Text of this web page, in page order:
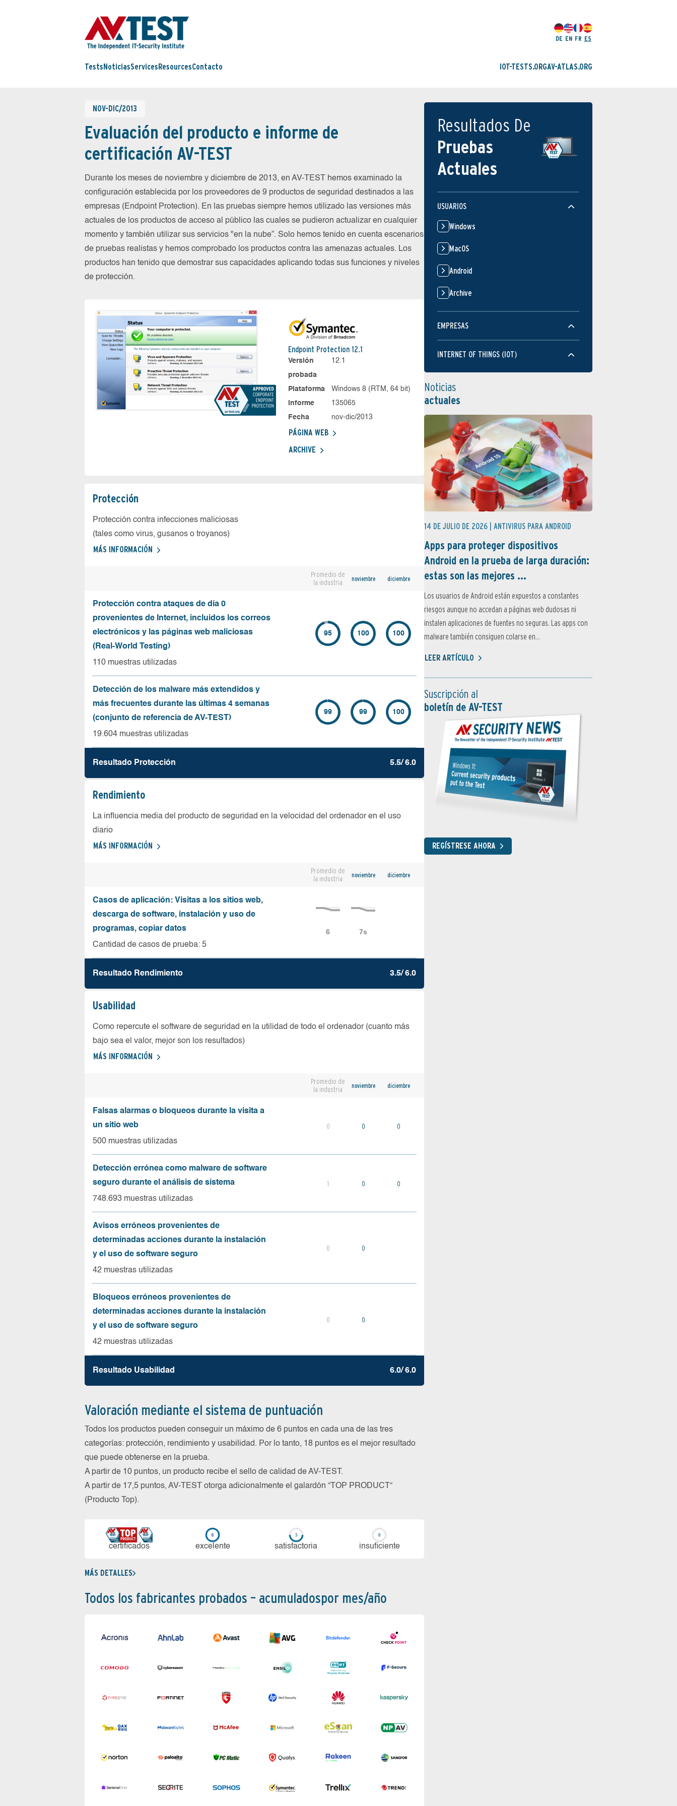
DE EN FR ES
Tests NoticiasServices ResourcesContacto IOT-TESTS.ORGAV-ATLAS.ORG
NOV-DIC/2013
Evaluación del producto e informe de
certificación AV-TEST
Durante los meses de noviembre y diciembre de 2013, en AV-TEST hemos examinado la
configuración establecida por los proveedores de 9 productos de seguridad destinados a las
empresas (Endpoint Protection). En las pruebas siempre hemos utilizado las versiones más
actuales de los productos de acceso al público las cuales se pudieron actualizar en cualquier
momento y también utilizar sus servicios "en la nube”. Solo hemos tenido en cuenta escenarios
de pruebas realistas y hemos comprobado los productos contra las amenazas actuales. Los
productos han tenido que demostrar sus capacidades aplicando todas sus funciones y niveles
de protección.
Endpoint Protection 12.1
Versión
probada
12.1
Plataforma
Windows 8 (RTM, 64 bit)
Informe
135065
Fecha
nov-dic/2013
PÁGINA WEB
ARCHIVE
Protección
Protección contra infecciones maliciosas
(tales como virus, gusanos o troyanos)
MÁS INFORMACIÓN
Promedio de
la industria
noviembre diciembre
Protección contra ataques de día 0
provenientes de Internet, incluidos los correos
electrónicos y las páginas web maliciosas
(Real-World Testing)
110 muestras utilizadas
95 100 100
Detección de los malware más extendidos y
más frecuentes durante las últimas 4 semanas
(conjunto de referencia de AV-TEST)
19.604 muestras utilizadas
99 99 100
Resultado Protección 5.5/ 6.0
Rendimiento
La influencia media del producto de seguridad en la velocidad del ordenador en el uso
diario
MÁS INFORMACIÓN
Promedio de
la industria
noviembre diciembre
Casos de aplicación: Visitas a los sitios web,
descarga de software, instalación y uso de
programas, copiar datos
Cantidad de casos de prueba: 5
Resultado Rendimiento 3.5/ 6.0
Usabilidad
Como repercute el software de seguridad en la utilidad de todo el ordenador (cuanto más
bajo sea el valor, mejor son los resultados)
MÁS INFORMACIÓN
Promedio de
la industria
noviembre diciembre
Falsas alarmas o bloqueos durante la visita a
un sitio web
500 muestras utilizadas
0 0 0
Detección errónea como malware de software
seguro durante el análisis de sistema
748.693 muestras utilizadas
1 0 0
Avisos erróneos provenientes de
determinadas acciones durante la instalación
y el uso de software seguro
42 muestras utilizadas
0 0
Bloqueos erróneos provenientes de
determinadas acciones durante la instalación
y el uso de software seguro
42 muestras utilizadas
0 0
Resultado Usabilidad 6.0/ 6.0
Valoración mediante el sistema de puntuación
Todos los productos pueden conseguir un máximo de 6 puntos en cada una de las tres
categorías: protección, rendimiento y usabilidad. Por lo tanto, 18 puntos es el mejor resultado
que puede obtenerse en la prueba.
A partir de 10 puntos, un producto recibe el sello de calidad de AV-TEST.
A partir de 17,5 puntos, AV-TEST otorga adicionalmente el galardón “TOP PRODUCT“
(Producto Top).
certi­ficados ex­ce­len­te sa­tis­fac­to­ria in­su­fi­cien­te
MÁS DETALLES
Todos los fabricantes probados – acumuladospor mes/año
Resultados De
Pruebas
Actuales
USUARIOS
Windows
MacOS
Android
Archive
EMPRESAS
INTERNET OF THINGS (IOT)
Noticias
actuales
14 DE JULIO DE 2026 | ANTIVIRUS PARA ANDROID
Apps para proteger dispositivos
Android en la prueba de larga duración:
estas son las mejores ...
Los usuarios de Android están expuestos a constantes
riesgos aunque no accedan a páginas web dudosas ni
instalen aplicaciones de fuentes no seguras. Las apps con
malware también consiguen colarse en...
LEER ARTÍCULO
Suscripción al
boletín de AV-TEST
REGÍSTRESE AHORA